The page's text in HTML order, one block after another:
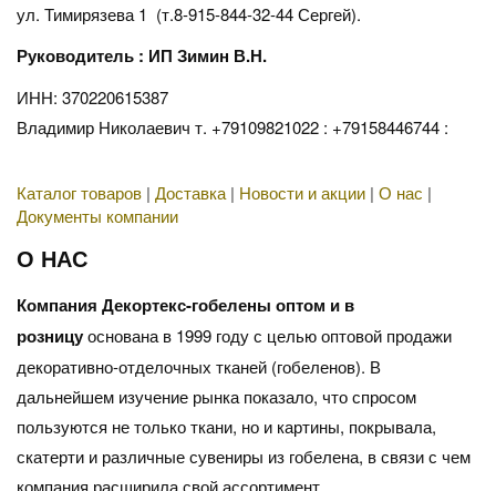
ул. Тимирязева 1 (т.8-915-844-32-44 Сергей).
Руководитель : ИП Зимин В.Н.
ИНН: 370220615387
Владимир Николаевич т. +79109821022 : +79158446744 :
Каталог товаров | Доставка | Новости и акции | О нас |
Документы компании
О НАС
Компания Декортекс-гобелены оптом и в
розницуоснована в 1999 году с целью оптовой продажи
декоративно-отделочных тканей (гобеленов). В
дальнейшем изучение рынка показало, что спросом
пользуются не только ткани, но и картины, покрывала,
скатерти и различные сувениры из гобелена, в связи с чем
компания расширила свой ассортимент.